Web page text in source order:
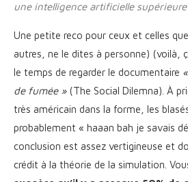
une intelligence artificielle
Une petite reco pour ceux et celles
autres, ne le dites à personne) (voilà,
le temps de regarder le documentaire
de fumée »(The Social Dilemna). À
très américain dans la forme, les
probablement « haaan bah je savais
conclusion est assez vertigineuse et
crédit à la théorie de la simulation.